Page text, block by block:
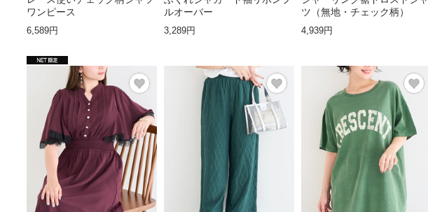
ワンピース
6,589円
ルオーバー
3,289円
ツ（無地・チェック柄）
4,939円